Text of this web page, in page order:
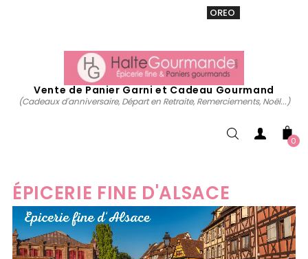
OREO
Vente de Panier Garni et Cadeau Gourmand
(Cadeaux d'anniversaire, Départ en Retraite, Remerciements, Noël...)
0
ÉPICERIE FINE D'ALSACE